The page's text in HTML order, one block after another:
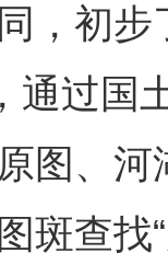
，初
通过
图、
斑查找